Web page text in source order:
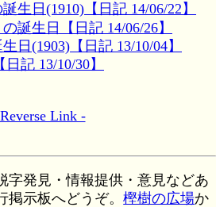
生日(1910)【日記 14/06/22】
誕生日【日記 14/06/26】
日(1903)【日記 13/10/04】
記 13/10/30】
Link -
字発見・情報提供・意見などあ
掲示板へどうぞ。樫樹の広場か